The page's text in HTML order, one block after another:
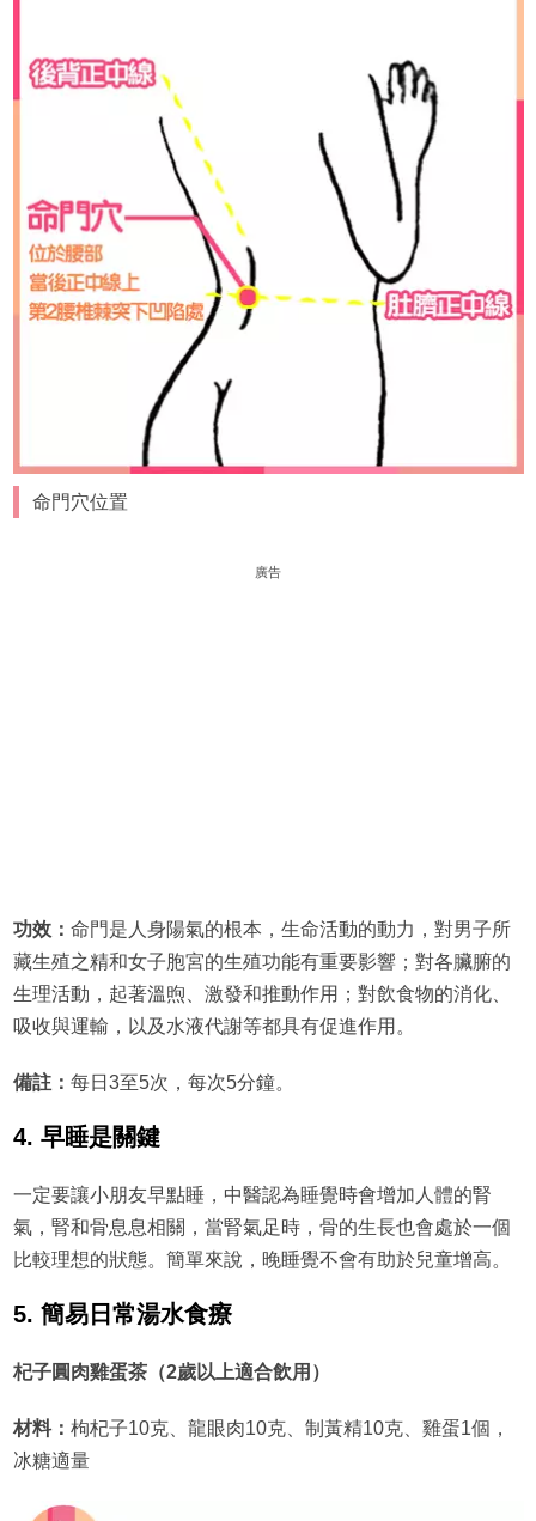
命門穴位置
廣告
功效： 命門是人身陽氣的根本，生命活動的動力，對男子所
藏生殖之精和女子胞宮的生殖功能有重要影響；對各臟腑的
生理活動，起著溫煦、激發和推動作用；對飲食物的消化、
吸收與運輸，以及水液代謝等都具有促進作用。
備註： 每日3至5次，每次5分鐘。
4. 早睡是關鍵
一定要讓小朋友早點睡，中醫認為睡覺時會增加人體的腎
氣，腎和骨息息相關，當腎氣足時，骨的生長也會處於一個
比較理想的狀態。簡單來說，晚睡覺不會有助於兒童增高。
5. 簡易日常湯水食療
杞子圓肉雞蛋茶（2歲以上適合飲用）
材料： 枸杞子10克、龍眼肉10克、制黃精10克、雞蛋1個，
冰糖適量